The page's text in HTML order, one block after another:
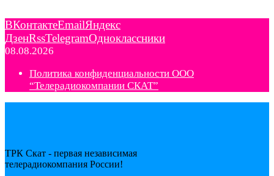
ВКонтактеEmailЯндекс
ДзенRssTelegramОдноклассники
08.08.2026
Политика конфиденциальности ООО
“Телерадиокомпании СКАТ”
ТРК Скат - первая независимая
телерадиокомпания Роcсии!